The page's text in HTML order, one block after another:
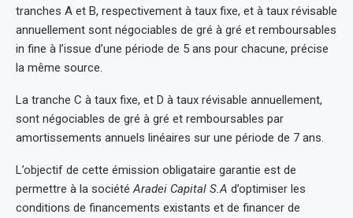
tranches A et B, respectivement à taux fixe, et à taux révisable
annuellement sont négociables de gré à gré et remboursables
in fine à l’issue d’une période de 5 ans pour chacune, précise
la même source.
La tranche C à taux fixe, et D à taux révisable annuellement,
sont négociables de gré à gré et remboursables par
amortissements annuels linéaires sur une période de 7 ans.
L’objectif de cette émission obligataire garantie est de
permettre à la sociétéAradei Capital S.A d’optimiser les
conditions de financements existants et de financer de